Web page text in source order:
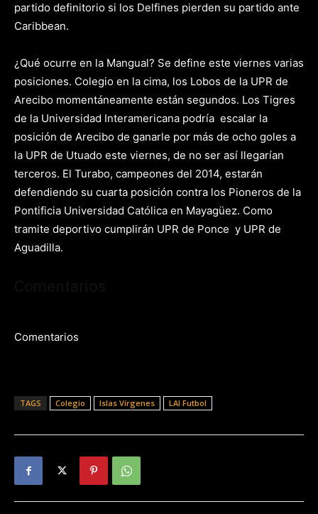
partido definitorio si los Delfines pierden su partido ante
Caribbean.
¿Qué ocurre en la Mangual? Se define este viernes varias
posiciones. Colegio en la cima, los Lobos de la UPR de
Arecibo momentáneamente están segundos. Los Tigres
de la Universidad Interamericana podría escalar la
posición de Arecibo de ganarle por más de ocho goles a
la UPR de Utuado este viernes, de no ser así llegarían
terceros. El Turabo, campeones del 2014, estarán
defendiendo su cuarta posición contra los Pioneros de la
Pontificia Universidad Católica en Mayagüez. Como
tramite deportivo cumplirán UPR de Ponce y UPR de
Aguadilla.
Comentarios
TAGS Colegio Islas Vírgenes LAI Futbol